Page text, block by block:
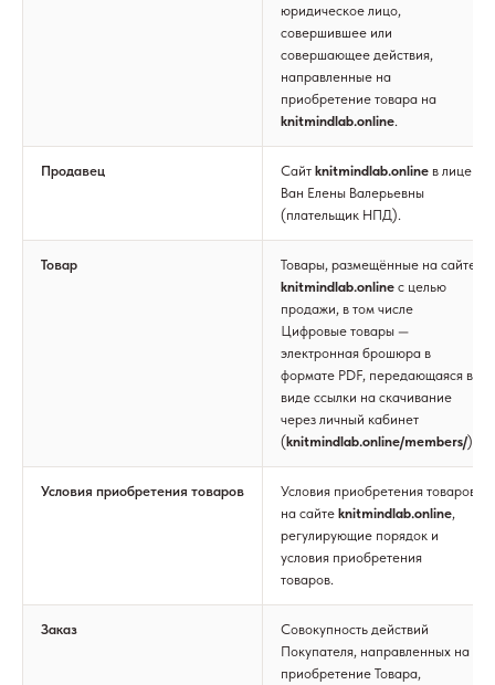
юридическое лицо,
совершившее или
совершающее действия,
направленные на
приобретение товара на
knitmindlab.online.
Продавец Сайт knitmindlab.online в лице
Ван Елены Валерьевны
(плательщик НПД).
Товар
Товары, размещённые на сайте
knitmindlab.online с целью
продажи, в том числе
Цифровые товары —
электронная брошюра в
формате PDF, передающаяся в
виде ссылки на скачивание
через личный кабинет
(knitmindlab.online/members/).
Условия приобретения товаров
Условия приобретения товаров
на сайте knitmindlab.online,
регулирующие порядок и
условия приобретения
товаров.
Заказ
Совокупность действий
Покупателя, направленных на
приобретение Товара,